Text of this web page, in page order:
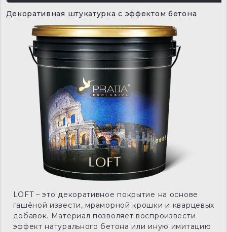
Декоративная штукатурка с эффектом бетона
LOFT – это декоративное покрытие на основе
гашёной извести, мраморной крошки и кварцевых
добавок. Материал позволяет воспроизвести
эффект натурального бетона или иную имитацию